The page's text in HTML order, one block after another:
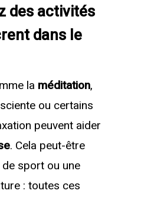
des activités
dans le
la méditation,
ou certains
peuvent aider
. Cela peut-être
sport ou une
: toutes ces